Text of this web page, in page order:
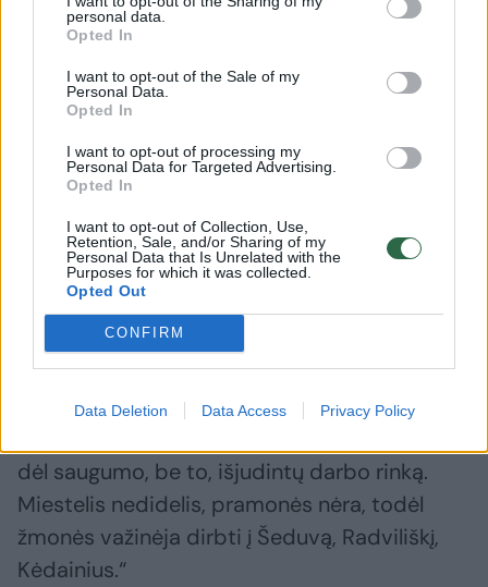
personal data.
Opted In
I want to opt-out of the Sale of my
Personal Data.
Opted In
I want to opt-out of processing my
Personal Data for Targeted Advertising.
Opted In
I want to opt-out of Collection, Use,
Retention, Sale, and/or Sharing of my
Personal Data that Is Unrelated with the
Purposes for which it was collected.
Opted Out
CONFIRM
Data Deletion Data Access Privacy Policy
Vokiečiams pasiūlytas apie 350 ha valstybinės žemės
sklypas yra greta Baisogalos miestelio. Šiuose laukuose
dabar šeimininkauja LSMU Gyvulininkystės institutas.
G.Šiupario nuotr.
Vienas iš nedaugelio viešai nuomonę išsakė
Arūnas Puidokas. Iš vaistinės išėjęs vyras
plačiai nusišypsojo: „Aš tik už! Mums,
dėl saugumo, be to, išjudintų darbo rinką.
Miestelis nedidelis, pramonės nėra, todėl
žmonės važinėja dirbti į Šeduvą, Radviliškį,
Kėdainius.“